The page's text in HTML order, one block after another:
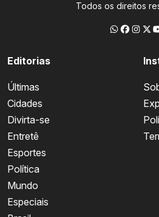
Todos os direitos
Editorias
Últimas
Cidades
Divirta-se
Entretê
Esportes
Política
Mundo
Especiais